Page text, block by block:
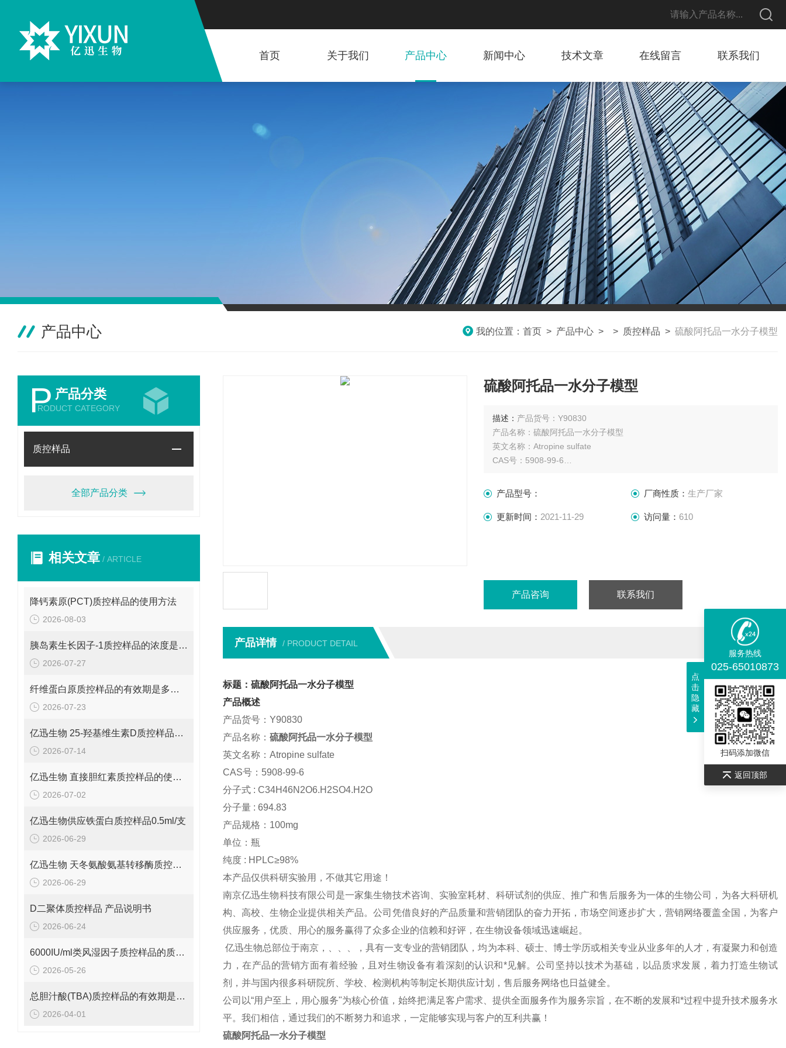
首页 关于我们 产品中心 新闻中心 技术文章 在线留言 联系我们
产品中心 我的位置： 首页 > 产品中心 > > 质控样品 > 硫酸阿托品一水分子模型
P 产品分类
RODUCT CATEGORY
质控样品
全部产品分类
相关文章 / ARTICLE
降钙素原(PCT)质控样品的使用方法
2026-08-03
胰岛素生长因子-1质控样品的浓度是多少呢？
2026-07-27
纤维蛋白原质控样品的有效期是多久呢？
2026-07-23
亿迅生物 25-羟基维生素D质控样品的浓度是多少呢？
2026-07-14
亿迅生物 直接胆红素质控样品的使用方法
2026-07-02
亿迅生物供应铁蛋白质控样品0.5ml/支
2026-06-29
亿迅生物 天冬氨酸氨基转移酶质控样品的质控靶值是多少呢？
2026-06-29
D二聚体质控样品 产品说明书
2026-06-24
6000IU/ml类风湿因子质控样品的质控范围是多少呢？
2026-05-26
总胆汁酸(TBA)质控样品的有效期是多久呢？
2026-04-01
硫酸阿托品一水分子模型
描述： 产品货号：Y90830
产品名称：硫酸阿托品一水分子模型
英文名称：Atropine sulfate
CAS号：5908-99-6
分子量 : 694.83
单位：瓶
产品型号： 厂商性质： 生产厂家
更新时间： 2021-11-29 访问量： 610
产品咨询 联系我们
产品详情 / PRODUCT DETAIL
标题：硫酸阿托品一水分子模型
产品概述
产品货号：Y90830
产品名称： 硫酸阿托品一水分子模型
英文名称：Atropine sulfate
CAS号：5908-99-6
分子式 : C34H46N2O6.H2SO4.H2O
分子量 : 694.83
产品规格：100mg
单位：瓶
纯度 : HPLC≥98%
本产品仅供科研实验用，不做其它用途！
南京亿迅生物科技有限公司是一家集生物技术咨询、实验室耗材、科研试剂的供应、推广和售后服务为一体的生物公司，为各大科研机
构、高校、生物企业提供相关产品。公司凭借良好的产品质量和营销团队的奋力开拓，市场空间逐步扩大，营销网络覆盖全国，为客户
供应服务，优质、用心的服务赢得了众多企业的信赖和好评，在生物设备领域迅速崛起。
亿迅生物总部位于南京，、、、，具有一支专业的营销团队，均为本科、硕士、博士学历或相关专业从业多年的人才，有凝聚力和创造
力，在产品的营销方面有着经验，且对生物设备有着深刻的认识和*见解。公司坚持以技术为基础，以品质求发展，着力打造生物试
剂，并与国内很多科研院所、学校、检测机构等制定长期供应计划，售后服务网络也日益健全。
公司以“用户至上，用心服务"为核心价值，始终把满足客户需求、提供全面服务作为服务宗旨，在不断的发展和*过程中提升技术服务水
平。我们相信，通过我们的不断努力和追求，一定能够实现与客户的互利共赢！
硫酸阿托品一水分子模型
服务热线
025-65010873
扫码添加微信
返回顶部
点
击
隐
藏